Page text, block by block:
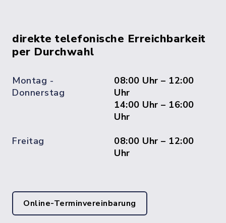
direkte telefonische Erreichbarkeit
per Durchwahl
Montag -
Donnerstag
08:00 Uhr – 12:00
Uhr
14:00 Uhr – 16:00
Uhr
Freitag
08:00 Uhr – 12:00
Uhr
Online-Terminvereinbarung